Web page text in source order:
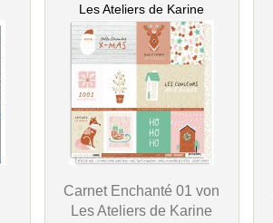
Les Ateliers de Karine
Carnet Enchanté 01 von
Les Ateliers de Karine